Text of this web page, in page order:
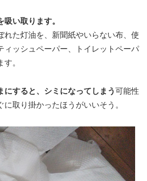
吸い取ります。
れた灯油を、新聞紙やいらない布、使
ィッシュペーパー、トイレットペーパ
。
にすると、シミになってしまう可能性
に取り掛かったほうがいいそう。